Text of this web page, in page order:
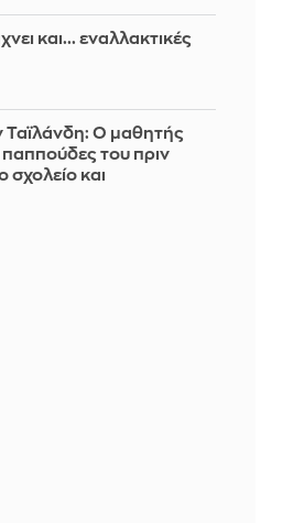
και... εναλλακτικές
Ταϊλάνδη: Ο μαθητής
του πριν
σχολείο και